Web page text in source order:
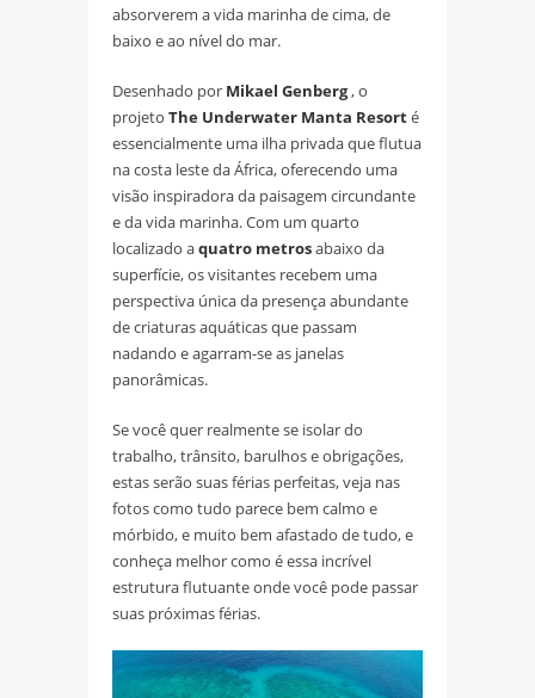
absorverem a vida marinha de cima, de
baixo e ao nível do mar.
Desenhado por Mikael Genberg, o
projeto The Underwater Manta Resorté
essencialmente uma ilha privada que flutua
na costa leste da África, oferecendo uma
visão inspiradora da paisagem circundante
e da vida marinha. Com um quarto
localizado aquatro metrosabaixo da
superfície, os visitantes recebem uma
perspectiva única da presença abundante
de criaturas aquáticas que passam
nadando e agarram-se as janelas
panorâmicas.
Se você quer realmente se isolar do
trabalho, trânsito, barulhos e obrigações,
estas serão suas férias perfeitas, veja nas
fotos como tudo parece bem calmo e
mórbido, e muito bem afastado de tudo, e
conheça melhor como é essa incrível
estrutura flutuante onde você pode passar
suas próximas férias.